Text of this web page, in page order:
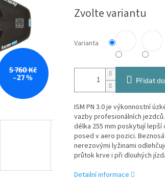
5 760 Kč
–27 %
Zvolte variantu
Varianta
Přidat
ISM PN 3.0 je výkonnostní
vazby profesionálních
délka 255 mm poskytují
posed v aero pozici.
nerezovými lyžinami
průtok krve i při dlouhých
Detailní informace